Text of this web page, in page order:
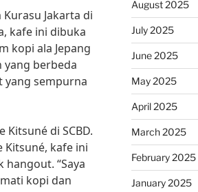
Jakarta di
kafe ini dibuka
kopi ala Jepang
yang berbeda
yang sempurna
Kitsuné di SCBD.
Kitsuné, kafe ini
“Saya
kopi dan
August 2025
July 2025
June 2025
May 2025
April 2025
March 2025
February 2025
January 2025